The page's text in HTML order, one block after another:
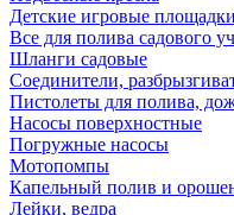
Детские игровые площадки
Все для полива садового
Шланги садовые
Соединители,
Пистолеты для полива,
Насосы поверхностные
Погружные насосы
Мотопомпы
Капельный полив и
Лейки, ведра